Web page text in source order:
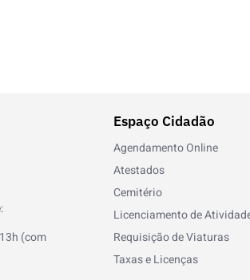
(com
Espaço Cidadão
Agendamento Online
Atestados
Cemitério
Licenciamento de
Requisição de Viaturas
Taxas e Licenças